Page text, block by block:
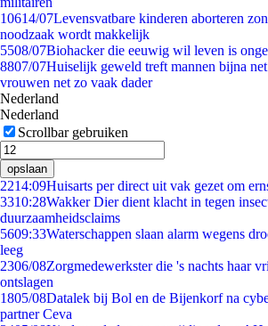
10614/07Levensvatbare kinderen aborteren
noodzaak wordt makkelijk
5508/07Biohacker die eeuwig wil leven is
8807/07Huiselijk geweld treft mannen bijna
vrouwen net zo vaak dader
Nederland
Nederland
Scrollbar gebruiken
opslaan
2214:09Huisarts per direct uit vak gezet om
3310:28Wakker Dier dient klacht in tegen
duurzaamheidsclaims
5609:33Waterschappen slaan alarm wegens
leeg
2306/08Zorgmedewerkster die 's nachts haar
ontslagen
1805/08Datalek bij Bol en de Bijenkorf na
partner Ceva